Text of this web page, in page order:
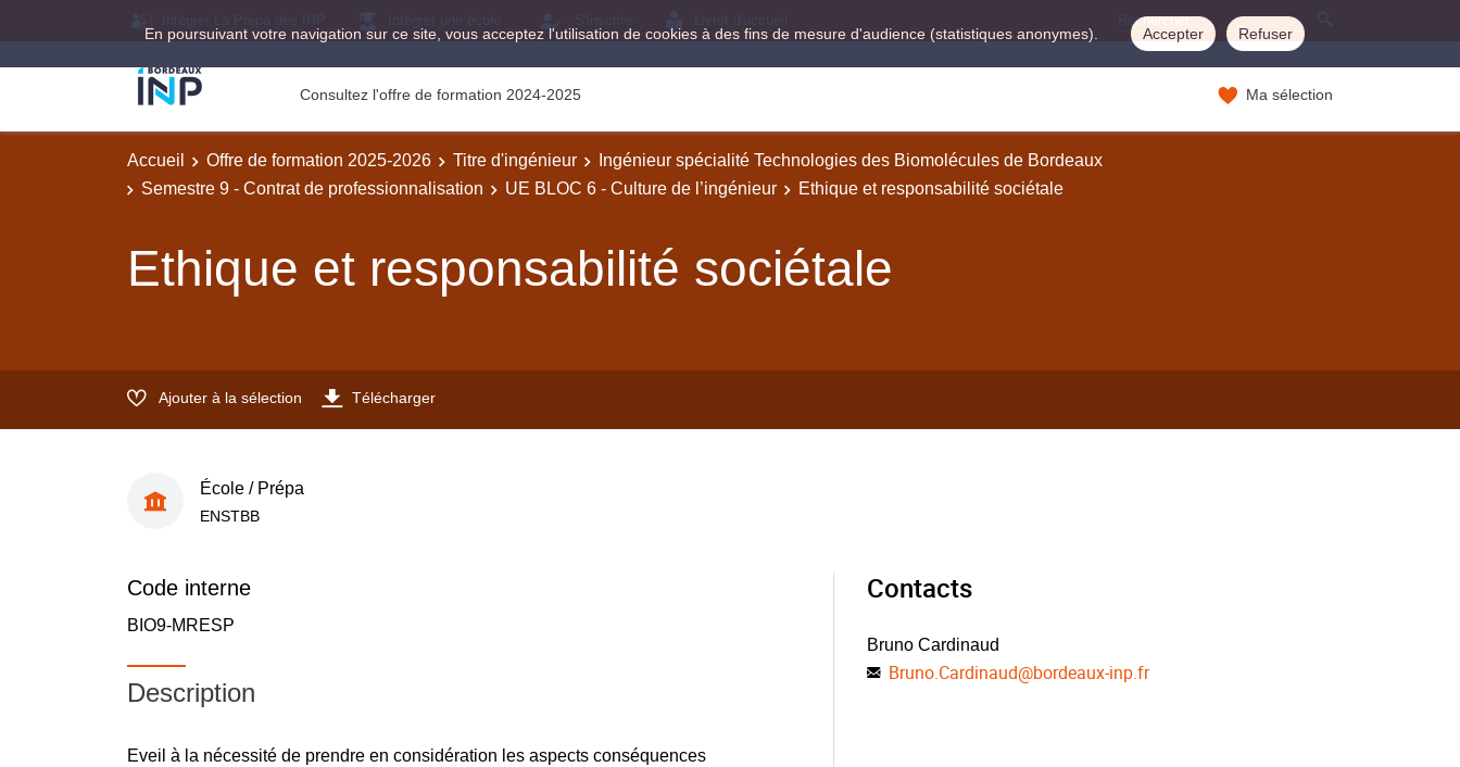
En poursuivant votre navigation sur ce site, vous acceptez l'utilisation de cookies à des fins de mesure d'audience (statistiques anonymes). Accepter Refuser
Intégrer La Prépa des INP Intégrer une école S'inscrire Livret d'accueil
Consultez l'offre de formation 2024-2025 Ma sélection
Accueil Offre de formation 2025-2026 Titre d'ingénieur
Ingénieur spécialité Technologies des Biomolécules de Bordeaux
Semestre 9 - Contrat de professionnalisation
UE BLOC 6 - Culture de l’ingénieur Ethique et responsabilité sociétale
Ethique et responsabilité sociétale
Ajouter à la sélection Télécharger
École / Prépa
ENSTBB
Code interne
BIO9-MRESP
Description
Eveil à la nécessité de prendre en considération les aspects conséquences
Contacts
Bruno Cardinaud
Bruno.Cardinaud@bordeaux-inp.fr